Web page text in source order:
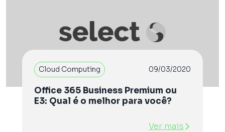
Cloud Computing 09/03/2020
Office 365 Business Premium ou
E3: Qual é o melhor para você?
Ver mais